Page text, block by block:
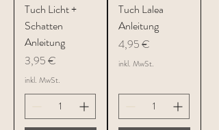
Tuch Licht +
Schatten
Anleitung
Preis
3,95 €
inkl. MwSt.
Tuch Lalea
Anleitung
Preis
4,95 €
inkl. MwSt.